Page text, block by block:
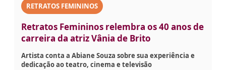
RETRATOS FEMININOS
Retratos Femininos relembra os 40 anos de
carreira da atriz Vânia de Brito
Artista conta a Abiane Souza sobre sua experiência e
dedicação ao teatro, cinema e televisão